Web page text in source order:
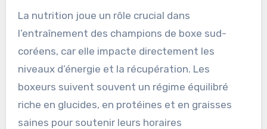
La nutrition joue un rôle crucial dans
l’entraînement des champions de boxe sud-
coréens, car elle impacte directement les
niveaux d’énergie et la récupération. Les
boxeurs suivent souvent un régime équilibré
riche en glucides, en protéines et en graisses
saines pour soutenir leurs horaires